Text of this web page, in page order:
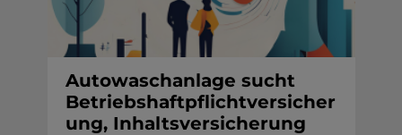
Autowaschanlage sucht
Betriebshaftpflichtversicher
ung, Inhaltsversicherung